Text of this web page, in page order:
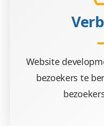
Website
bezoekers te